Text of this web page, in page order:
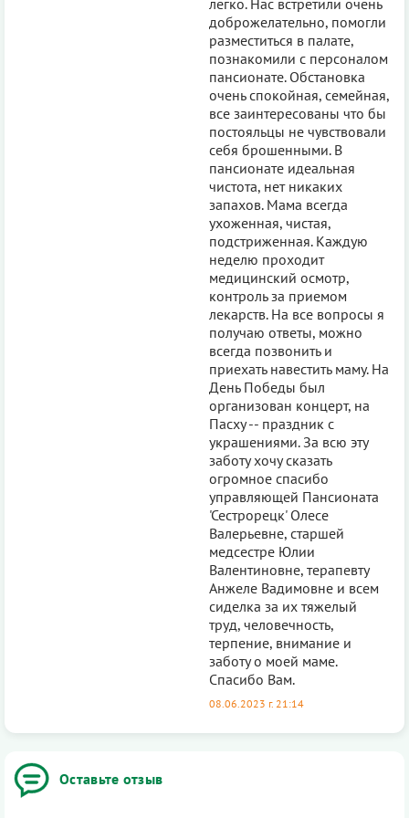
Оставьте отзыв
доброжелательно, помогли
разместиться в палате,
познакомили с персоналом
пансионате. Обстановка
очень спокойная, семейная,
все заинтересованы что бы
постояльцы не чувствовали
себя брошенными. В
пансионате идеальная
чистота, нет никаких
запахов. Мама всегда
ухоженная, чистая,
подстриженная. Каждую
неделю проходит
медицинский осмотр,
контроль за приемом
лекарств. На все вопросы я
получаю ответы, можно
всегда позвонить и
приехать навестить маму. На
День Победы был
организован концерт, на
Пасху -- праздник с
украшениями. За всю эту
заботу хочу сказать
огромное спасибо
управляющей Пансионата
'Сестрорецк' Олесе
Валерьевне, старшей
медсестре Юлии
Валентиновне, терапевту
Анжеле Вадимовне и всем
сиделка за их тяжелый
труд, человечность,
терпение, внимание и
заботу о моей маме.
Спасибо Вам.
08.06.2023 г. 21:14